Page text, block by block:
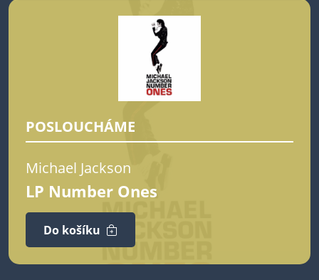
POSLOUCHÁME
Michael Jackson
LP Number Ones
Do košíku